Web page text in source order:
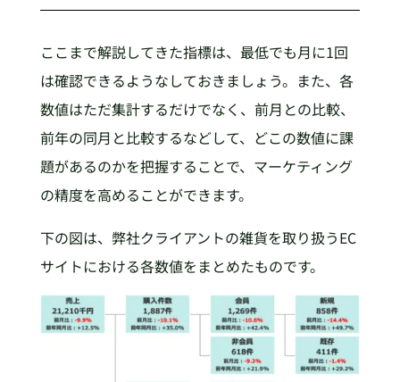
ここまで解説してきた指標は、最低でも月に1回
は確認できるようなしておきましょう。また、各
数値はただ集計するだけでなく、前月との比較、
前年の同月と比較するなどして、どこの数値に課
題があるのかを把握することで、マーケティング
の精度を高めることができます。
下の図は、弊社クライアントの雑貨を取り扱うEC
サイトにおける各数値をまとめたものです。